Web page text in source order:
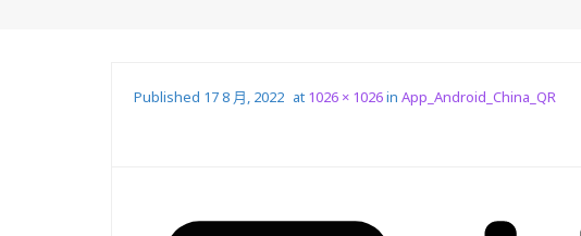
Published 17 8 月, 2022 at 1026 × 1026in App_Android_China_QR